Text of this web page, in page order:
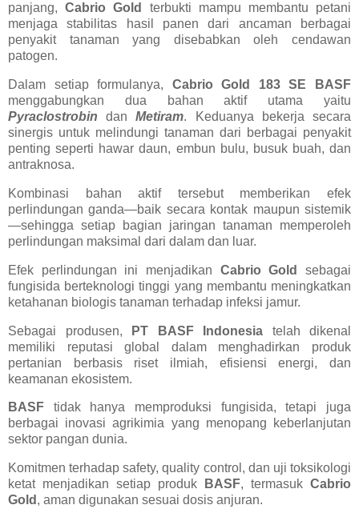
panjang,Cabrio Gold terbukti mampu membantu petani
menjaga stabilitas hasil panen dari ancaman berbagai
penyakit tanaman yang disebabkan oleh cendawan
patogen.
Dalam setiap formulanya, Cabrio Gold 183 SE BASF
menggabungkan dua bahan aktif utama yaitu
Pyraclostrobin danMetiram. Keduanya bekerja secara
sinergis untuk melindungi tanaman dari berbagai penyakit
penting seperti hawar daun, embun bulu, busuk buah, dan
antraknosa.
Kombinasi bahan aktif tersebut memberikan efek
perlindungan ganda—baik secara kontak maupun sistemik
—sehingga setiap bagian jaringan tanaman memperoleh
perlindungan maksimal dari dalam dan luar.
Efek perlindungan ini menjadikan Cabrio Gold
sebagai
fungisida berteknologi tinggi yang membantu meningkatkan
ketahanan biologis tanaman terhadap infeksi jamur.
Sebagai produsen, PT BASF Indonesia telah dikenal
memiliki reputasi global dalam menghadirkan produk
pertanian berbasis riset ilmiah, efisiensi energi, dan
keamanan ekosistem.
BASF tidak hanya memproduksi fungisida, tetapi juga
berbagai inovasi agrikimia yang menopang keberlanjutan
sektor pangan dunia.
Komitmen terhadap safety, quality control, dan uji toksikologi
ketat menjadikan setiap produk
BASF, termasuk Cabrio
Gold , aman digunakan sesuai dosis anjuran.